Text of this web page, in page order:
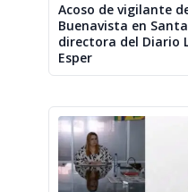
Acoso de vigilante
Buenavista en
directora del Diario
Esper